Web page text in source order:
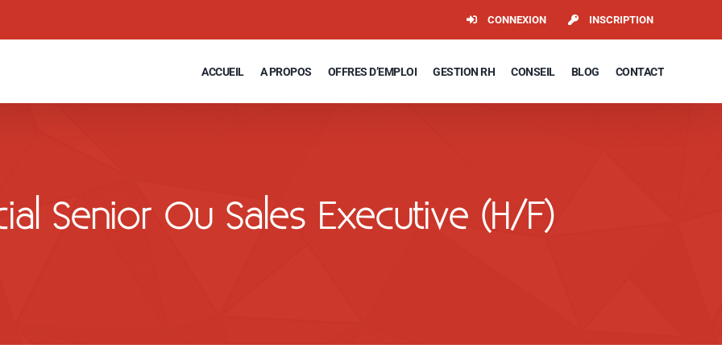
CONNEXION INSCRIPTION
ACCUEIL A PROPOS OFFRES D’EMPLOI GESTION RH CONSEIL BLOG CONTACT
Senior Ou Sales Executive (H/F)